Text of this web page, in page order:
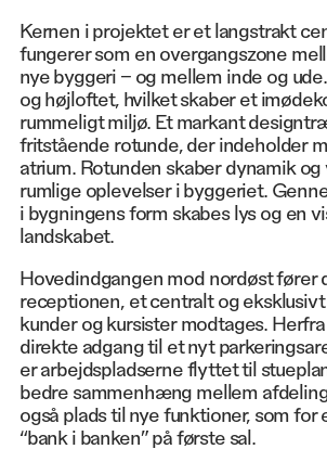
Kernen i projektet er et langstrakt
fungerer som en overgangszone
nye byggeri – og mellem inde og
og højloftet, hvilket skaber et
rummeligt miljø. Et markant
fritstående rotunde, der indeholder
atrium. Rotunden skaber dynamik og
rumlige oplevelser i byggeriet.
i bygningens form skabes lys og en
landskabet.
Hovedindgangen mod nordøst fører
receptionen, et centralt og eksklusivt
kunder og kursister modtages.
direkte adgang til et nyt
er arbejdspladserne flyttet til
bedre sammenhæng mellem
også plads til nye funktioner, som for
“bank i banken” på første sal.